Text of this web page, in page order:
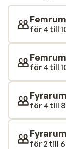
för 4 till
för 4 till
för 4 till
för 2 till